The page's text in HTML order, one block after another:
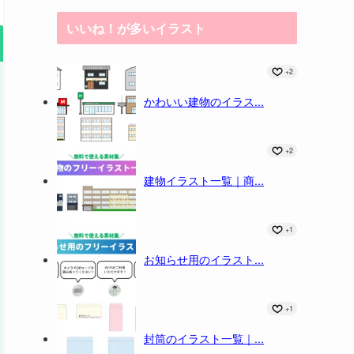
いいね！が多いイラスト
かわいい建物のイラス...
+2
建物イラスト一覧｜商...
+2
お知らせ用のイラスト...
+1
封筒のイラスト一覧｜...
+1